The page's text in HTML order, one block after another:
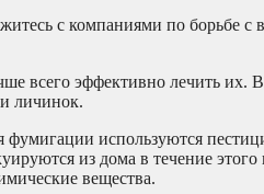
с компаниями по борьбе с
всего эффективно лечить их.
личинок.
используются
из дома в течение
вещества.